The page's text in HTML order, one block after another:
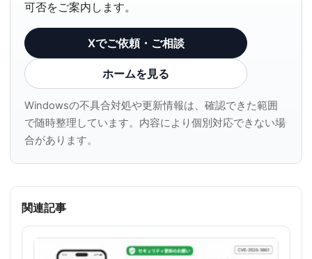
可否をご案内します。
Xでご依頼・ご相談
ホームを見る
Windowsの不具合対処や更新情報は、確認できた範囲
で随時整理しています。内容により個別対応できない場
合があります。
関連記事